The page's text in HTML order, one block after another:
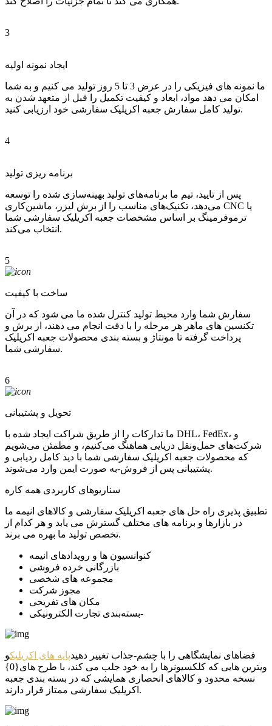
3
ایجاد نمونه اولیه
ما نمونه های فیزیکی را در عرض 3 تا 5 روز تولید می کنیم و به شما
امکان می دهد مواد، ابعاد و کیفیت تکمیل را قبل از متعهد شدن به
تولید کامل سفارش جعبه اکریلیک سفارشی خود ارزیابی کنید.
4
برنامه ریزی تولید
پس از تایید، تیم ما برنامه‌های تولید بهینه‌سازی شده را توسعه
می‌دهد، تکنیک‌های مناسب را از برش لیزر، ماشین‌کاری CNC یا
ترموفرمینگ بر اساس مشخصات جعبه اکریلیک سفارشی شما
انتخاب می‌کند.
5
ساخت با کیفیت
سفارش شما وارد محیط تولید کنترل شده ما می شود که در آن
تکنسین های ماهر هر مرحله را با دقت انجام می دهند، از برش و
پرداخت گرفته تا مونتاژ و بسته بندی محصولات جعبه اکریلیک
سفارشی شما.
6
تحویل و پشتیبانی
ما تدارکات را از طریق شراکت ایجاد شده با DHL، FedEx، و
شرکت‌های حمل‌ونقل دریایی هماهنگ می‌کنیم، و مطمئن می‌شویم
که محصولات جعبه اکریلیک سفارشی شما با دید کامل ردیابی و
پشتیبانی پس از فروش-به صورت ایمن وارد می‌شوند.
سناریوهای کاربردی همه کاره
تطبیق پذیری راه حل های جعبه اکریلیک سفارشی و کالاهای انیمه ما
در بازارها و برنامه های مختلف گسترش می یابد و هر کدام از
تخصص تولید ما بهره می برند.
کنوانسیون ها و رویدادهای انیمه
بازرگانی خرده فروشی
مجموعه های شخصی
مجوز شرکت
مکان های تفریحی
بسته‌بندی تجارت الکترونیکی-
فضاهای نمایشگاهی را با چشم-جذاب تغییر دهیدپایه های اکریلیکو
ویترین هایی که کلکسیونرها را به خود جلب می کند، با طرح های{0}
نسخه محدود و کالاهای انحصاری همایشی که در بسته بندی جعبه
اکریلیک سفارشی ممتاز قرار دارند.